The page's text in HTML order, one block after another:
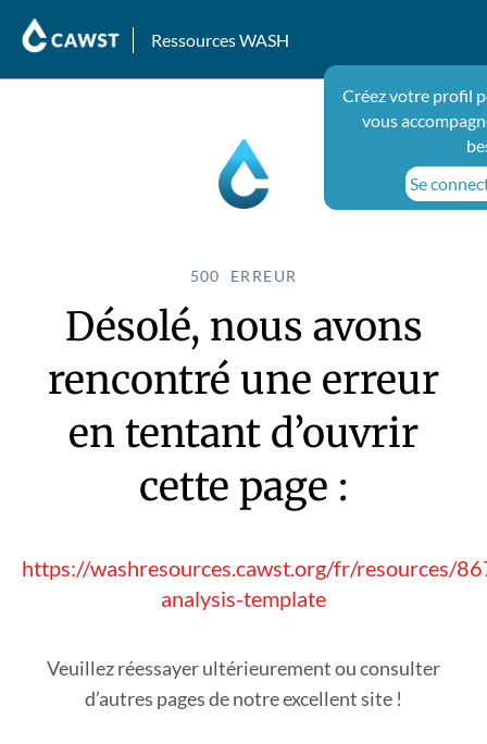
Ressources WASH
Créez votre profil
vous
Se
500 ERREUR
Désolé, nous avons
rencontré une erreur
en tentant d’ouvrir
cette page :
https://washresources.cawst.org/fr/resources/
analysis-template
Veuillez réessayer ultérieurement ou consulter
d’autres pages de notre excellent site !